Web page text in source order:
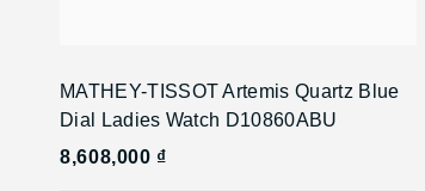
MATHEY-TISSOT Artemis Quartz Blue
Dial Ladies Watch D10860ABU
8,608,000 ₫